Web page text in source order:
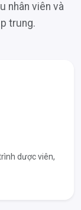
nhân viên và
trung.
dược viên,